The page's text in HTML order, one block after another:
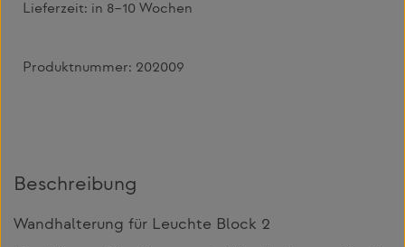
Lieferzeit: in 8–10 Wochen
Produktnummer: 202009
Beschreibung
Wandhalterung für Leuchte Block 2